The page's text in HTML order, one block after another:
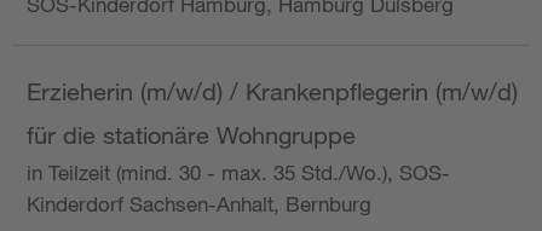
Erzieherin (m/w/d) / Krankenpflegerin (m/w/d)
für die stationäre Wohngruppe
in Teilzeit (mind. 30 - max. 35 Std./Wo.), SOS-
Kinderdorf Sachsen-Anhalt, Bernburg